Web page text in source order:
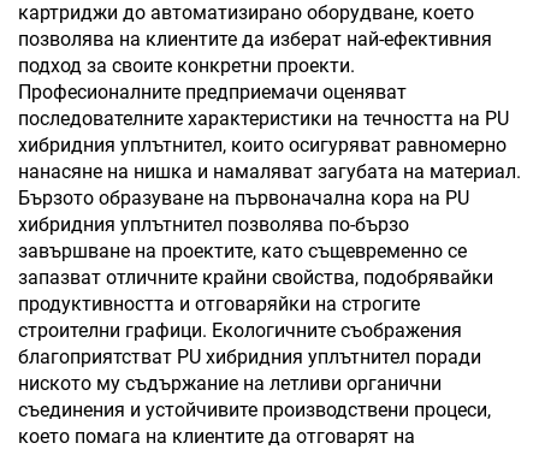
картриджи до автоматизирано оборудване, което
позволява на клиентите да изберат най-ефективния
подход за своите конкретни проекти.
Професионалните предприемачи оценяват
последователните характеристики на течността на PU
хибридния уплътнител, които осигуряват равномерно
нанасяне на нишка и намаляват загубата на материал.
Бързото образуване на първоначална кора на PU
хибридния уплътнител позволява по-бързо
завършване на проектите, като същевременно се
запазват отличните крайни свойства, подобрявайки
продуктивността и отговаряйки на строгите
строителни графици. Екологичните съображения
благоприятстват PU хибридния уплътнител поради
ниското му съдържание на летливи органични
съединения и устойчивите производствени процеси,
което помага на клиентите да отговарят на